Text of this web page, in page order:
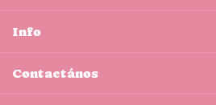
Info
Contactános